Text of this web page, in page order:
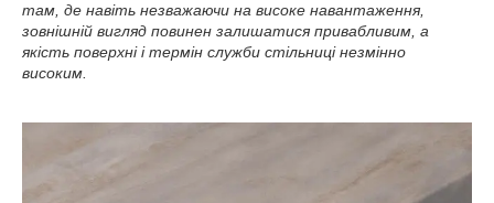
там, де навіть незважаючи на високе навантаження,
зовнішній вигляд повинен залишатися привабливим, а
якість поверхні і термін служби стільниці незмінно
високим.